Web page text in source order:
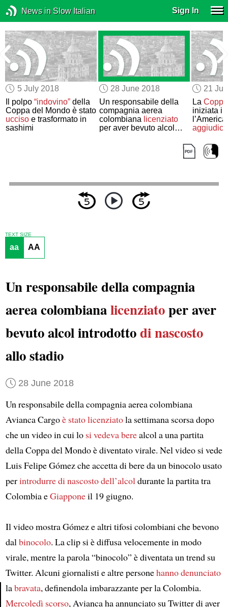
News in Slow Italian Sign In
5 July 2018
Il polpo“indovino” della
Coppa del Mondo è stato
ucciso e trasformato in
sashimi
28 June 2018
Un responsabile della
compagnia aerea
colombiana licenziato
per aver bevuto alcol
21
La
iniziata
aggiudica
TEXT SIZE
aa AA
Un responsabile della compagnia
aerea colombianalicenziatoper aver
bevuto alcol introdottodi nascosto
allo stadio
28 June 2018
Un responsabile della compagnia aerea colombiana
Avianca Cargoè stato licenziatola settimana scorsa dopo
che un video in cui lo si vedeva berealcol a una partita
della Coppa del Mondo è diventato virale. Nel video si vede
Luis Felipe Gómez che accetta di bere da un binocolo usato
perintrodurre di nascosto dell’alcoldurante la partita tra
Colombia eGiapponeil 19 giugno.
Il video mostra Gómez e altri tifosi colombiani che bevono
dalbinocolo. La clip si è diffusa velocemente in modo
virale, mentre la parola “binocolo” è diventata un trend su
Twitter. Alcuni giornalisti e altre personehanno denunciato
labravata, definendola imbarazzante per la Colombia.
Mercoledì scorso, Avianca ha annunciato su Twitter di aver